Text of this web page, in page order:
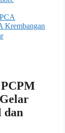
PCA
Krembangan
dan